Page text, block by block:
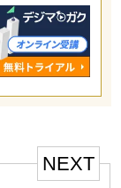
NEXT